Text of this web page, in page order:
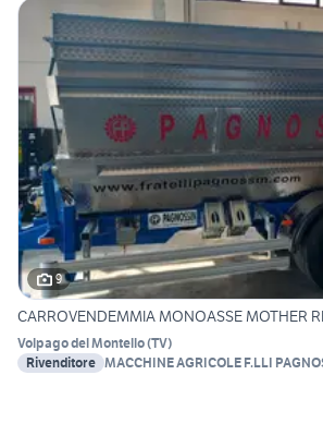
9
CARROVENDEMMIA MONOASSE MOTHER
Volpago del Montello(TV)
Rivenditore MACCHINE AGRICOLE F.LLI